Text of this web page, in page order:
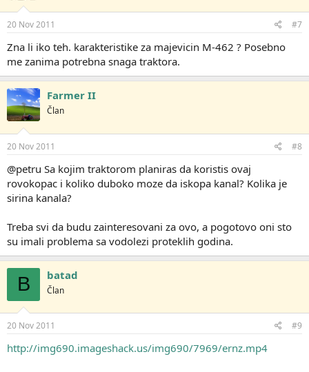
20 Nov 2011 #7
Zna li iko teh. karakteristike za majevicin M-462 ? Posebno
me zanima potrebna snaga traktora.
Farmer II
Član
20 Nov 2011 #8
@petru Sa kojim traktorom planiras da koristis ovaj
rovokopac i koliko duboko moze da iskopa kanal? Kolika je
sirina kanala?
Treba svi da budu zainteresovani za ovo, a pogotovo oni sto
su imali problema sa vodolezi proteklih godina.
B batad
Član
20 Nov 2011 #9
http://img690.imageshack.us/img690/7969/ernz.mp4